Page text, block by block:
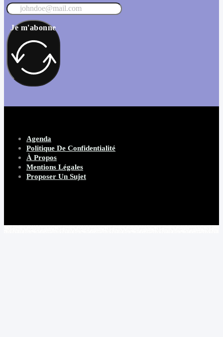
Je m'abonne
Agenda
Politique De Confidentialité
À Propos
Mentions Légales
Proposer Un Sujet